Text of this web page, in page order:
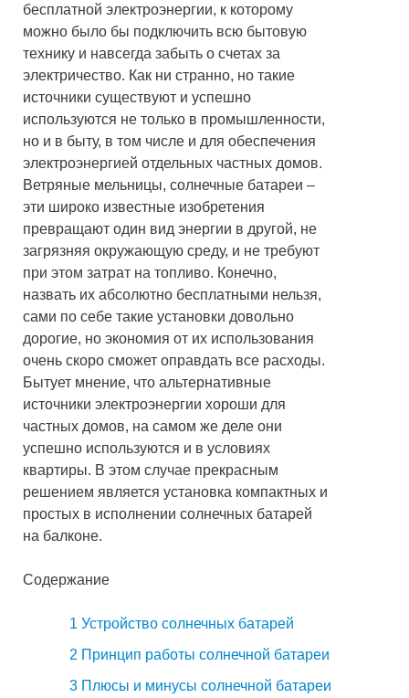
бесплатной электроэнергии, к которому
можно было бы подключить всю бытовую
технику и навсегда забыть о счетах за
электричество. Как ни странно, но такие
источники существуют и успешно
используются не только в промышленности,
но и в быту, в том числе и для обеспечения
электроэнергией отдельных частных домов.
Ветряные мельницы, солнечные батареи –
эти широко известные изобретения
превращают один вид энергии в другой, не
загрязняя окружающую среду, и не требуют
при этом затрат на топливо. Конечно,
назвать их абсолютно бесплатными нельзя,
сами по себе такие установки довольно
дорогие, но экономия от их использования
очень скоро сможет оправдать все расходы.
Бытует мнение, что альтернативные
источники электроэнергии хороши для
частных домов, на самом же деле они
успешно используются и в условиях
квартиры. В этом случае прекрасным
решением является установка компактных и
простых в исполнении солнечных батарей
на балконе.
Содержание
1 Устройство солнечных батарей
2 Принцип работы солнечной батареи
3 Плюсы и минусы солнечной батареи